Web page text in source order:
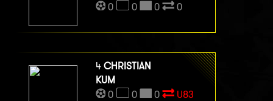
0
0 0 0
4 CHRISTIAN
KUM
0
0 0 U83